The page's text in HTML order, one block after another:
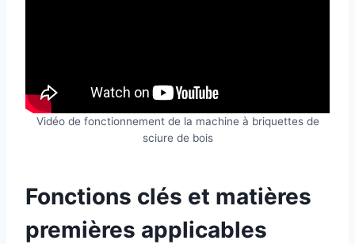
Vidéo de fonctionnement de la machine à briquettes de
sciure de bois
Fonctions clés et matières
premières applicables